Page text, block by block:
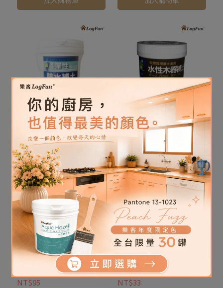
【冠偉】 彈性防水補土
[1kg]
加入購物車
【冠偉】水性木器補土
[230g]
NT$195
加入購物車
【冠偉】水性補土 / 不收縮
補土 [300g/280ml]
NT$95
【樂客】硬式橡膠補刀
NT$33